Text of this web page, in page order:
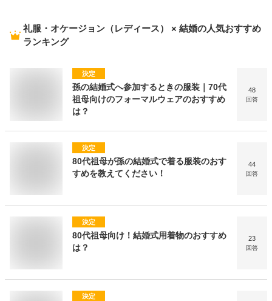
礼服・オケージョン（レディース） × 結婚の人気おすすめ
ランキング
決定
孫の結婚式へ参加するときの服装｜70代
祖母向けのフォーマルウェアのおすすめ
は？
48
回答
決定
80代祖母が孫の結婚式で着る服装のおす
すめを教えてください！
44
回答
決定
80代祖母向け！結婚式用着物のおすすめ
は？
23
回答
決定